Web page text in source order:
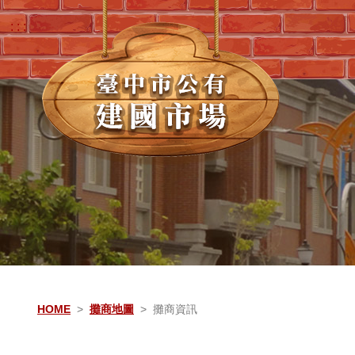
跳到主要內容
:::
HOME 攤商地圖 攤商資訊